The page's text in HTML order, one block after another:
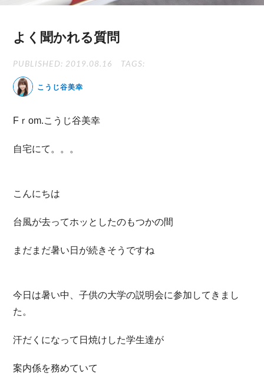
生徒さんの声
講師ブログ
よく聞かれる質問
PUBLISHED: 2019.08.16 TAGS:
こうじ谷美幸
Fｒom.こうじ谷美幸
自宅にて。。。
こんにちは
台風が去ってホッとしたのもつかの間
まだまだ暑い日が続きそうですね
今日は暑い中、子供の大学の説明会に参加してきまし
た。
汗だくになって日焼けした学生達が
案内係を務めていて